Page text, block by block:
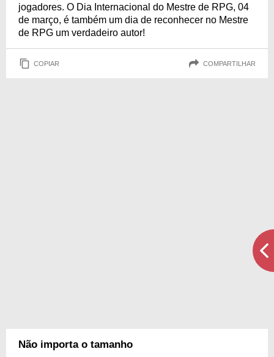
jogadores. O Dia Internacional do Mestre de RPG, 04
de março, é também um dia de reconhecer no Mestre
de RPG um verdadeiro autor!
COPIAR COMPARTILHAR
Não importa o tamanho